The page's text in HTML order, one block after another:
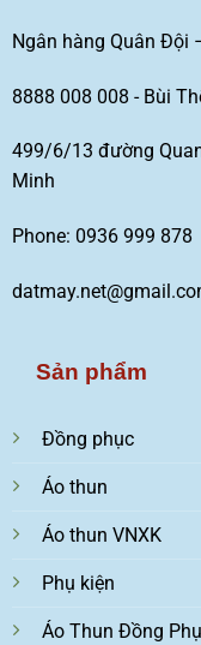
Ngân hàng Quân Đội
8888 008 008 - Bùi
499/6/13 đường
Minh
Phone: 0936 999 878
Sản phẩm
Đồng phục
Áo thun
Áo thun VNXK
Phụ kiện
Áo Thun Đồng